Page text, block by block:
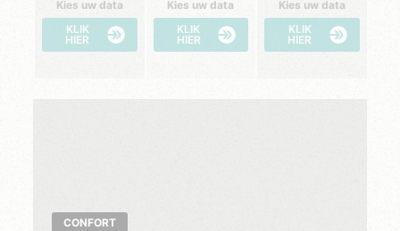
Kies uw data
KLIK
HIER
Kies uw data
KLIK
HIER
Kies uw data
KLIK
HIER
CONFORT